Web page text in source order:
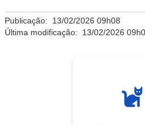
Publicação: 13/02/2026 09h08
Última modificação: 13/02/2026